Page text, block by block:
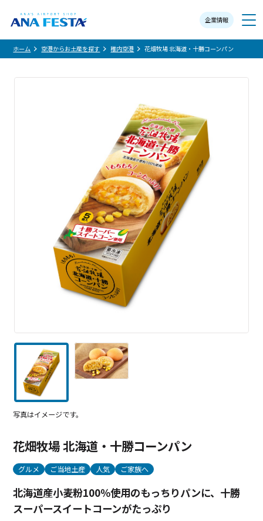
企業情報
メニュー
ホーム 空港からお土産を探す 稚内空港 花畑牧場 北海道・十勝コーンパン
写真はイメージです。
花畑牧場 北海道・十勝コーンパン
グルメ ご当地土産 人気 ご家族へ
北海道産小麦粉100％使用のもっちりパンに、十勝
スーパースイートコーンがたっぷり